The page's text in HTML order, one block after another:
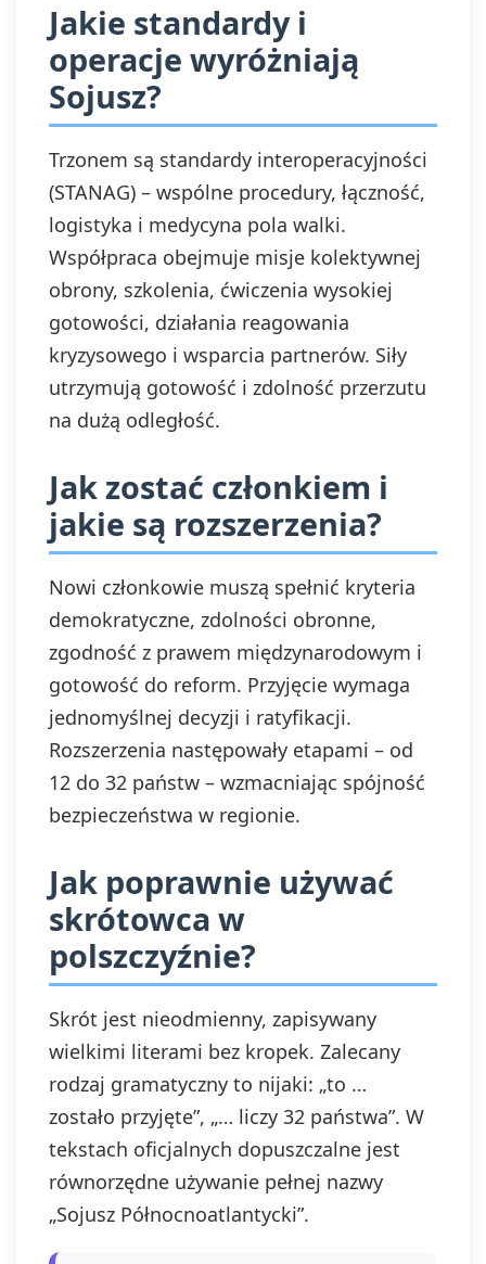
Jakie standardy i
operacje wyróżniają
Sojusz?
Trzonem są standardy interoperacyjności
(STANAG) – wspólne procedury, łączność,
logistyka i medycyna pola walki.
Współpraca obejmuje misje kolektywnej
obrony, szkolenia, ćwiczenia wysokiej
gotowości, działania reagowania
kryzysowego i wsparcia partnerów. Siły
utrzymują gotowość i zdolność przerzutu
na dużą odległość.
Jak zostać członkiem i
jakie są rozszerzenia?
Nowi członkowie muszą spełnić kryteria
demokratyczne, zdolności obronne,
zgodność z prawem międzynarodowym i
gotowość do reform. Przyjęcie wymaga
jednomyślnej decyzji i ratyfikacji.
Rozszerzenia następowały etapami – od
12 do 32 państw – wzmacniając spójność
bezpieczeństwa w regionie.
Jak poprawnie używać
skrótowca w
polszczyźnie?
Skrót jest nieodmienny, zapisywany
wielkimi literami bez kropek. Zalecany
rodzaj gramatyczny to nijaki: „to …
zostało przyjęte”, „… liczy 32 państwa”. W
tekstach oficjalnych dopuszczalne jest
równorzędne używanie pełnej nazwy
„Sojusz Północnoatlantycki”.